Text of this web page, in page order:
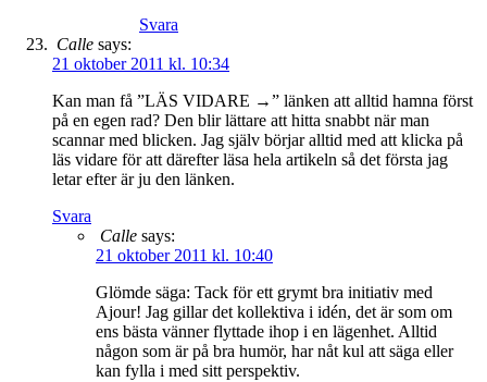
Svara
Calle says:
21 oktober 2011 kl. 10:34
Kan man få ”LÄS VIDARE →” länken att alltid hamna först
på en egen rad? Den blir lättare att hitta snabbt när man
scannar med blicken. Jag själv börjar alltid med att klicka på
läs vidare för att därefter läsa hela artikeln så det första jag
letar efter är ju den länken.
Svara
Calle says:
21 oktober 2011 kl. 10:40
Glömde säga: Tack för ett grymt bra initiativ med
Ajour! Jag gillar det kollektiva i idén, det är som om
ens bästa vänner flyttade ihop i en lägenhet. Alltid
någon som är på bra humör, har nåt kul att säga eller
kan fylla i med sitt perspektiv.